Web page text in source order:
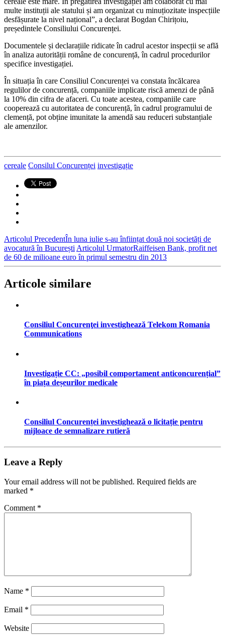
multe instituții ale statului și am organizat cu minuțiozitate inspecțiile
desfășurate la nivel național”, a declarat Bogdan Chirițoiu,
președintele Consiliului Concurenței.
Documentele și declarațiile ridicate în cadrul acestor inspecții se află
în analiza autorității române de concurență, în cadrul procedurilor
specifice investigației.
În situația în care Consiliul Concurenței va constata încălcarea
regulilor de concurență, companiile implicate riscă amenzi de până
la 10% din cifra de afaceri. Cu toate acestea, companiile care
cooperează cu autoritatea de concurență, în cadrul programului de
clemență, pot obține imunitate la amendă sau reduceri substanțiale
ale amenzilor.
cereale Consilul Concurenței investigație
Articolul PrecedentÎn luna iulie s-au înființat două noi societăți de
avocatură în București Articolul UrmatorRaiffeisen Bank, profit net
de 60 de milioane euro în primul semestru din 2013
Articole similare
Consiliul Concurenţei investighează Telekom Romania
Communications
Investigație CC: „posibil comportament anticoncurențial”
în piața deșeurilor medicale
Consiliul Concurenței investighează o licitație pentru
mijloace de semnalizare rutieră
Leave a Reply
Your email address will not be published. Required fields are
marked *
Comment *
Name *
Email *
Website